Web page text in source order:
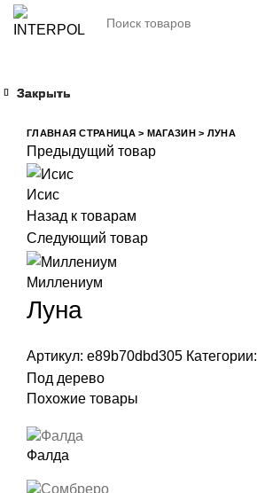
ГЛАВНАЯ СТРАНИЦА> МАГАЗИН> ЛУНА
Предыдущий товар
Исис
Назад к товарам
Следующий товар
Миллениум
Луна
Артикул: e89b70dbd305 Категории:
Под дерево
Похожие товары
Фалда
Закрыть
Закрыть
Закрыть
Закрыть